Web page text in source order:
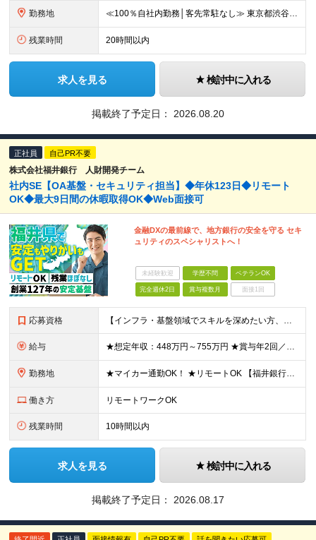
勤務地 ≪100％自社内勤務│客先常駐なし≫ 東京都渋谷区千駄ヶ谷5丁目31番11号 住友不動産新宿南口ビル16階 ※（変更の範囲）上記を除く当社関連勤務地
残業時間 20時間以内
求人を見る 検討中に入れる
掲載終了予定日： 2026.08.20
正社員 自己PR不要
株式会社福井銀行 人財開発チーム
社内SE【OA基盤・セキュリティ担当】◆年休123日◆リモート
OK◆最大9日間の休暇取得OK◆Web面接可
金融DXの最前線で、地方銀行の安全を守る セキ
ュリティのスペシャリストへ！
未経験歓迎 学歴不問 ベテランOK
完全週休2日 賞与複数月 面接1回
応募資格 【インフラ・基盤領域でスキルを深めたい方、大歓迎！】 ◆学歴不問 ◆以下いずれかの経験がある方（年数不問） ・OA基盤の構築・運用・保守 ・ネットワーク設計・構築・運用 ・セキュリティ設計・運用・監
給与 ★想定年収：448万円～755万円 ★賞与年2回／前年度実績：4ヶ月分 月給28万～47万2000円＋賞与年2回＋各種手当 ※経験・能力を考慮の上、決定いたします。 ※残業手当は残業時間に応じて別
勤務地 ★マイカー通勤OK！ ★リモートOK 【福井銀行 本店ビル】 福井県福井市順化1-1-1 福井駅前通りの大名町交差点目の前に「人や時間を紡ぐ」事をコンセプトに新たに本店ビルを構えております。 ※
働き方 リモートワークOK
残業時間 10時間以内
求人を見る 検討中に入れる
掲載終了予定日： 2026.08.17